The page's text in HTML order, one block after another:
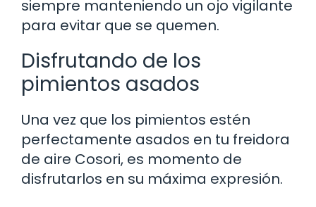
siempre manteniendo un ojo vigilante
para evitar que se quemen.
Disfrutando de los
pimientos asados
Una vez que los pimientos estén
perfectamente asados en tu freidora
de aire Cosori, es momento de
disfrutarlos en su máxima expresión.